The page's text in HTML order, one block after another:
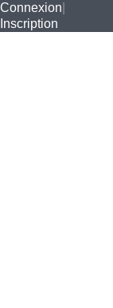
Connexion
Inscription